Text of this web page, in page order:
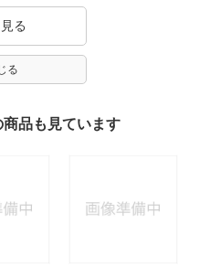
る
る
品も見ています